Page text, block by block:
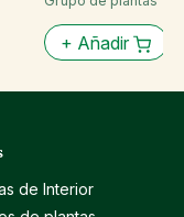
+ Añadir
de Interior